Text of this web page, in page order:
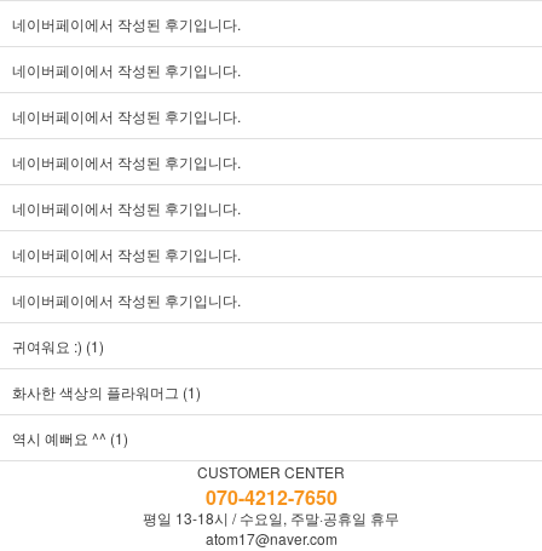
네이버페이에서 작성된 후기입니다.
네이버페이에서 작성된 후기입니다.
네이버페이에서 작성된 후기입니다.
네이버페이에서 작성된 후기입니다.
네이버페이에서 작성된 후기입니다.
네이버페이에서 작성된 후기입니다.
네이버페이에서 작성된 후기입니다.
귀여워요 :) (1)
화사한 색상의 플라워머그 (1)
역시 예뻐요 ^^ (1)
CUSTOMER CENTER
070-4212-7650
평일 13-18시 / 수요일, 주말·공휴일 휴무
atom17@naver.com